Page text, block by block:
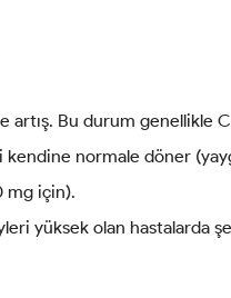
artış. Bu durum genellikle
normale döner
mg için).
yüksek olan hastalarda